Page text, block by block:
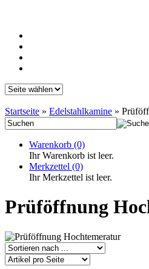
Startseite » Edelstahlkamine »
Warenkorb (0)
Ihr Warenkorb ist leer.
Merkzettel (0)
Ihr Merkzettel ist leer.
Prüföffnung